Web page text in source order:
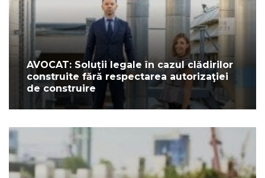
AVOCAT: Soluții legale în cazul clădirilor
construite fără respectarea autorizaţiei
de construire